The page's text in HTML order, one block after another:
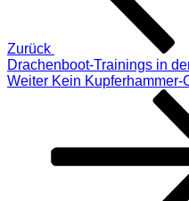
Zurück
Drachenboot-Trainings in
Nächster
Weiter Kein